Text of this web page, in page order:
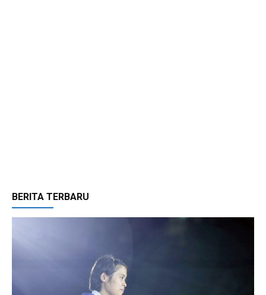
BERITA TERBARU